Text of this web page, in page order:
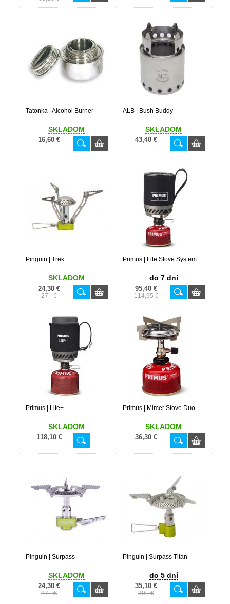
Tatonka | Alcohol Burner
SKLADOM
16,60 €
ALB | Bush Buddy
SKLADOM
43,40 €
Pinguin | Trek
SKLADOM
24,30 €
27,- €
Primus | Lite Stove System
do 7 dní
95,40 €
114,95 €
Primus | Lite+
SKLADOM
118,10 €
Primus | Mimer Stove Duo
SKLADOM
36,30 €
Pinguin | Surpass
SKLADOM
24,30 €
27,- €
Pinguin | Surpass Titan
do 5 dní
35,10 €
39,- €